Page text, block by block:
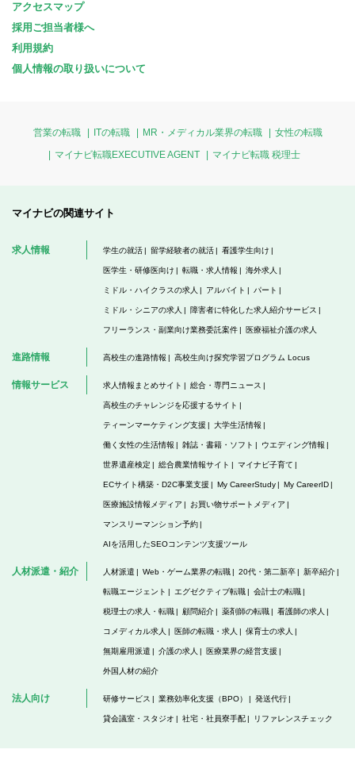
アクセスマップ
採用ご担当者様へ
利用規約
個人情報の取り扱いについて
営業の転職 ITの転職 MR・メディカル業界の転職
女性の転職
マイナビ転職EXECUTIVE AGENT
マイナビ転職 税理士
マイナビの関連サイト
求人情報 学生の就活 留学経験者の就活 看護学生向け
医学生・研修医向け 転職・求人情報 海外求人
ミドル・ハイクラスの求人 アルバイト パート
ミドル・シニアの求人 障害者に特化した求人紹介サービス
フリーランス・副業向け業務委託案件 医療福祉介護の求人
進路情報 高校生の進路情報 高校生向け探究学習プログラム Locus
情報サービス 求人情報まとめサイト 総合・専門ニュース
高校生のチャレンジを応援するサイト
ティーンマーケティング支援 大学生活情報
働く女性の生活情報 雑誌・書籍・ソフト ウエディング情報
世界遺産検定 総合農業情報サイト マイナビ子育て
ECサイト構築・D2C事業支援 My CareerStudy My CareerID
医療施設情報メディア お買い物サポートメディア
マンスリーマンション予約
AIを活用したSEOコンテンツ支援ツール
人材派遣・紹介 人材派遣 Web・ゲーム業界の転職 20代・第二新卒 新卒紹介
転職エージェント エグゼクティブ転職 会計士の転職
税理士の求人・転職 顧問紹介 薬剤師の転職 看護師の求人
コメディカル求人 医師の転職・求人 保育士の求人
無期雇用派遣 介護の求人 医療業界の経営支援
外国人材の紹介
法人向け 研修サービス 業務効率化支援（BPO） 発送代行
貸会議室・スタジオ 社宅・社員寮手配 リファレンスチェック